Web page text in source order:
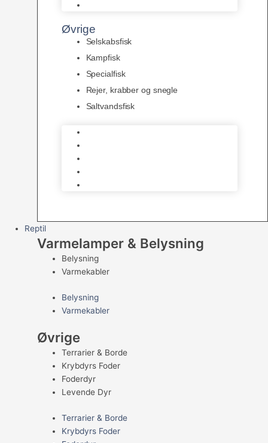
Øvrige
Selskabsfisk
Kampfisk
Specialfisk
Rejer, krabber og snegle
Saltvandsfisk
Reptil
Varmelamper & Belysning
Belysning
Varmekabler
Belysning
Varmekabler
Øvrige
Terrarier & Borde
Krybdyrs Foder
Foderdyr
Levende Dyr
Terrarier & Borde
Krybdyrs Foder